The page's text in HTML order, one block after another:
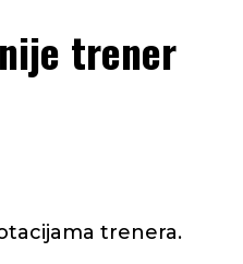
trener
trenera.